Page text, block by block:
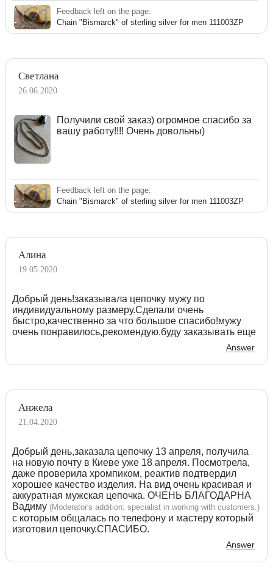
Feedback left on the page:
Chain "Bismarck" of sterling silver for men 111003ZP
Светлана
26.06.2020
Получили свой заказ) огромное спасибо за
вашу работу!!!! Очень довольны)
Feedback left on the page:
Chain "Bismarck" of sterling silver for men 111003ZP
Алина
19.05.2020
Добрый день!заказывала цепочку мужу по
индивидуальному размеру.Сделали очень
быстро,качественно за что большое спасибо!мужу
очень понравилось,рекомендую.буду заказывать еще
Answer
Анжела
21.04.2020
Добрый день,заказала цепочку 13 апреля, получила
на новую почту в Киеве уже 18 апреля. Посмотрела,
даже проверила хромпиком, реактив подтвердил
хорошее качество изделия. На вид очень красивая и
аккуратная мужская цепочка. ОЧЕНЬ БЛАГОДАРНА
Вадиму (Moderator's addition: specialist in working with customers.)
с которым общалась по телефону и мастеру который
изготовил цепочку.СПАСИБО.
Answer